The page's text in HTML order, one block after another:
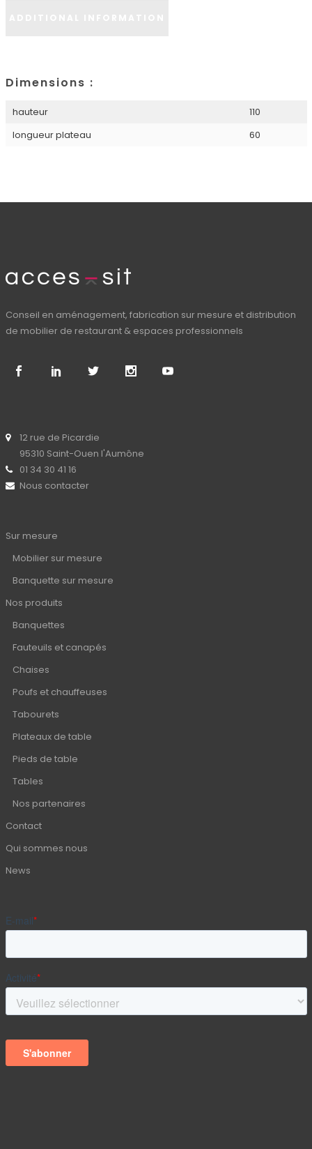
Dimensions :
hauteur
110
longueur plateau
60
Conseil en aménagement, fabrication sur mesure et distribution
de mobilier de restaurant & espaces professionnels
12 rue de Picardie
95310 Saint-Ouen l'Aumône
01 34 30 41 16
Nous contacter
Sur mesure
Mobilier sur mesure
Banquette sur mesure
Nos produits
Banquettes
Fauteuils et canapés
Chaises
Poufs et chauffeuses
Tabourets
Plateaux de table
Pieds de table
Tables
Nos partenaires
Contact
Qui sommes nous
News